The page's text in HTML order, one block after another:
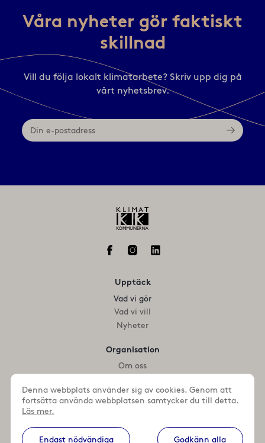
Våra nyheter gör faktiskt
skillnad
Vill du följa lokalt klimatarbete? Skriv upp dig på
vårt nyhetsbrev.
Din
e-
postadress
Upptäck
Vad vi gör
Vad vi vill
Nyheter
Organisation
Om oss
Kontakta oss
+46 (0)46 359 64 47
Denna webbplats använder sig av cookies. Genom att
fortsätta använda webbplatsen samtycker du till detta.
Läs mer.
Endast nödvändiga Godkänn alla